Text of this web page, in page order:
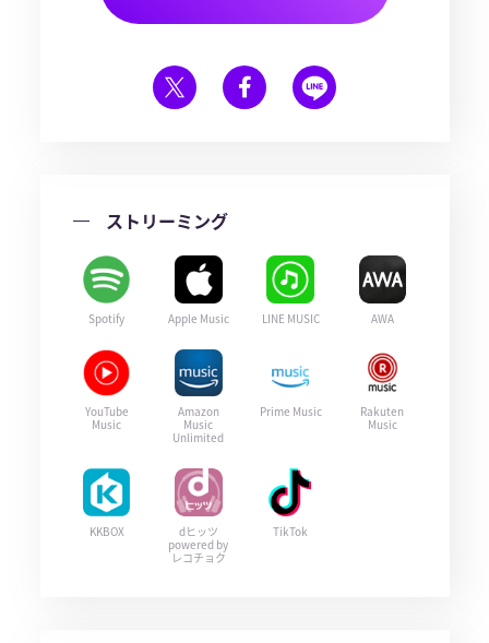
ストリーミング
Spotify Apple Music LINE MUSIC AWA
YouTube
Music
Amazon
Music
Unlimited
Prime Music
Rakuten
Music
KKBOX
dヒッツ
powered by
レコチョク
TikTok